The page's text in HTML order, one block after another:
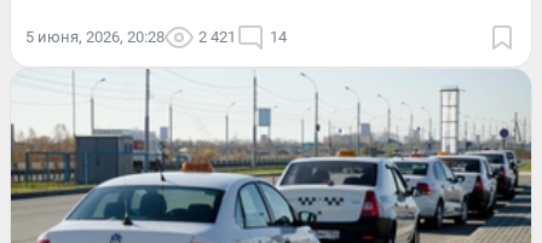
5 июня, 2026, 20:28 2 421 14